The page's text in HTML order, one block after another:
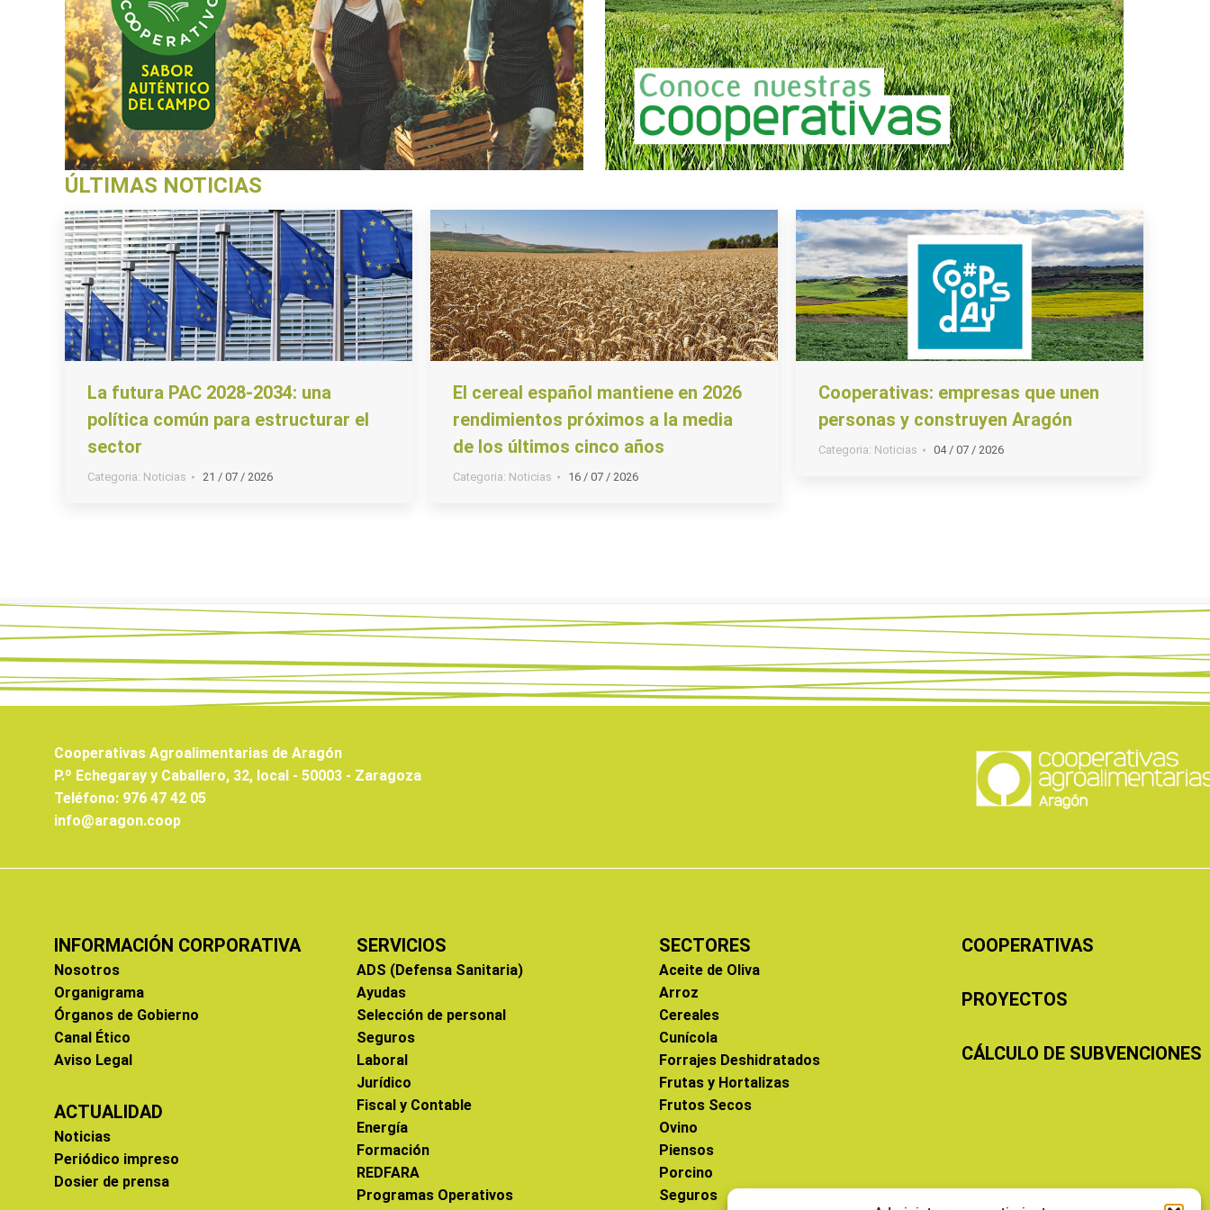
ÚLTIMAS NOTICIAS
La futura PAC 2028-2034: una
política común para estructurar el
sector
Categoria: Noticias 21 / 07 / 2026
El cereal español mantiene en 2026
rendimientos próximos a la media
de los últimos cinco años
Categoria: Noticias 16 / 07 / 2026
Cooperativas: empresas que unen
personas y construyen Aragón
Categoria: Noticias 04 / 07 / 2026
Cooperativas Agroalimentarias de Aragón
P.º Echegaray y Caballero, 32, local - 50003 - Zaragoza
Teléfono: 976 47 42 05
info@aragon.coop
INFORMACIÓN CORPORATIVA
Nosotros
Organigrama
Órganos de Gobierno
Canal Ético
Aviso Legal
ACTUALIDAD
Noticias
Periódico impreso
Dosier de prensa
SERVICIOS
ADS (Defensa Sanitaria)
Ayudas
Selección de personal
Seguros
Laboral
Jurídico
Fiscal y Contable
Energía
Formación
REDFARA
Programas Operativos
SECTORES
Aceite de Oliva
Arroz
Cereales
Cunícola
Forrajes Deshidratados
Frutas y Hortalizas
Frutos Secos
Ovino
Piensos
Porcino
Seguros
COOPERATIVAS
PROYECTOS
CÁLCULO DE SUBVENCIONES